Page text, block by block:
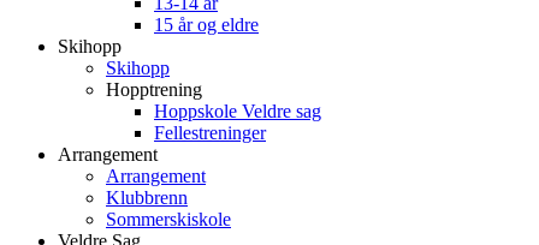
15 år og eldre
Skihopp
Skihopp
Hopptrening
Hoppskole Veldre sag
Fellestreninger
Arrangement
Arrangement
Klubbrenn
Sommerskiskole
Veldre Sag